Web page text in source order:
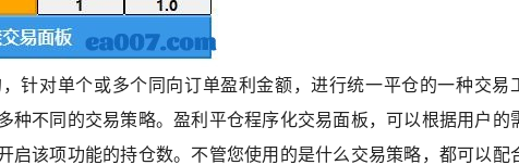
针对单个或多个同向订单盈利金额，进行统一平仓的一种交易
种不同的交易策略。盈利平仓程序化交易面板，可以根据用户的
启该项功能的持仓数。不管您使用的是什么交易策略，都可以配